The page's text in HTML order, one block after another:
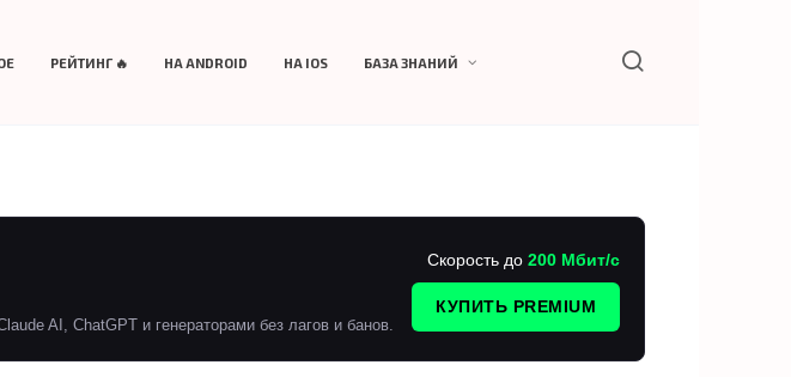
РЕЙТИНГ 🔥 НА ANDROID НА IOS БАЗА ЗНАНИЙ
AI, ChatGPT и генераторами без лагов и банов.
Скорость до 200 Мбит/с
КУПИТЬ PREMIUM